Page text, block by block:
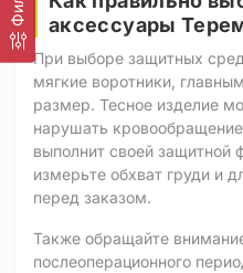
аксессуары
При выборе защитных
мягкие воротники,
размер. Тесное изделие
нарушать
выполнит своей защитной
измерьте обхват груди и
перед заказом.
Также обращайте
послеоперационного